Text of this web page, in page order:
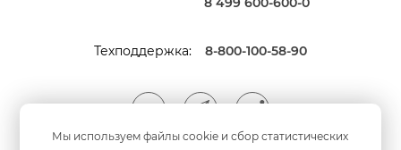
Мы используем файлы cookie и сбор статистических
Техподдержка: 8-800-100-58-90